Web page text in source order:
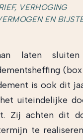
VERHOGING
EN
laten
is ook dit
uiteindelijke
Zij achten dit
te